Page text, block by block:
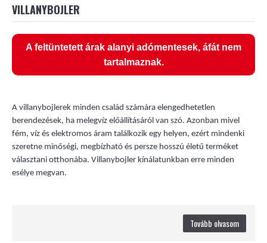
VILLANYBOJLER
A feltüntetett árak alanyi adómentesek, áfát nem
tartalmaznak.
A villanybojlerek minden család számára elengedhetetlen
berendezések, ha melegvíz előállításáról van szó. Azonban mivel
fém, víz és elektromos áram találkozik egy helyen, ezért mindenki
szeretne minőségi, megbízható és persze hosszú életű terméket
választani otthonába. Villanybojler kínálatunkban erre minden
esélye megvan.
Tovább olvasom